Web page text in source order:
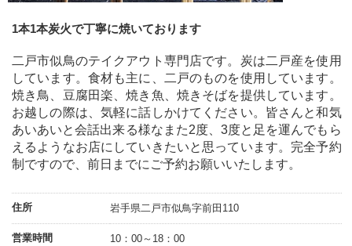
1本1本炭火で丁寧に焼いております
二戸市似鳥のテイクアウト専門店です。炭は二戸産を使用
しています。食材も主に、二戸のものを使用しています。
焼き鳥、豆腐田楽、焼き魚、焼きそばを提供しています。
お越しの際は、気軽に話しかけてください。皆さんと和気
あいあいと会話出来る様なまた2度、3度と足を運んでもら
えるようなお店にしていきたいと思っています。完全予約
制ですので、前日までにご予約お願いいたします。
住所 岩手県二戸市似鳥字前田110
営業時間 10：00～18：00